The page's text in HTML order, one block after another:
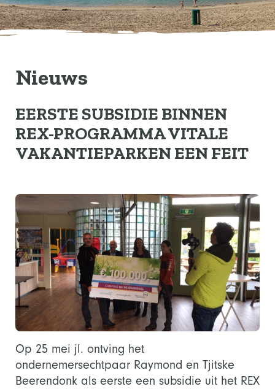
Nieuws
EERSTE SUBSIDIE BINNEN
REX-PROGRAMMA VITALE
VAKANTIEPARKEN EEN FEIT
Op 25 mei jl. ontving het
ondernemersechtpaar Raymond en Tjitske
Beerendonk als eerste een subsidie uit het REX